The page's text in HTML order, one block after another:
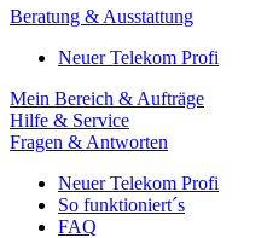
Beratung & Ausstattung
Neuer Telekom Profi
Mein Bereich & Aufträge
Hilfe & Service
Fragen & Antworten
Neuer Telekom Profi
So funktioniert´s
FAQ